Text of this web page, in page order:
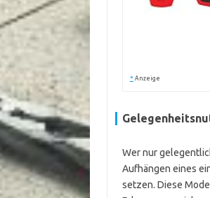
* Anzeige
Wer nur
Aufhängen eines
setzen. Diese